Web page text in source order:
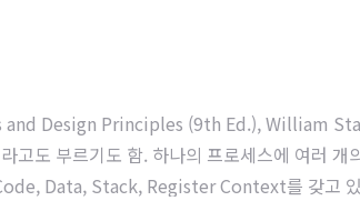
Design Principles (9th Ed.), William
도 부르기도 함. 하나의 프로세스에 여러 개
Data, Stack, Register Context를 갖고